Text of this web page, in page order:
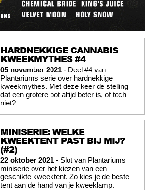
HARDNEKKIGE CANNABIS
KWEEKMYTHES #4
05 november 2021 - Deel #4 van
Plantariums serie over hardnekkige
kweekmythes. Met deze keer de stelling
dat een grotere pot altijd beter is, of toch
niet?
MINISERIE: WELKE
KWEEKTENT PAST BIJ MIJ?
(#2)
22 oktober 2021 - Slot van Plantariums
miniserie over het kiezen van een
geschikte kweektent. Zo kies je de beste
tent aan de hand van je kweeklamp.